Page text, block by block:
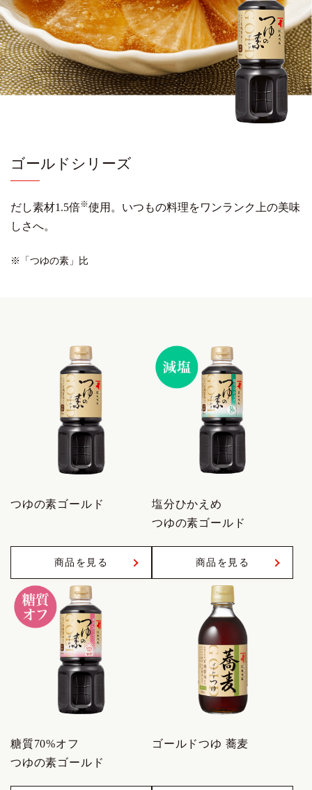
ゴールドシリーズ
だし素材1.5倍※使用。 いつもの料理をワンランク上の美味
しさへ。
※「つゆの素」比
つゆの素ゴールド
商品を見る
塩分ひかえめ
つゆの素ゴールド
商品を見る
糖質70%オフ
つゆの素ゴールド
ゴールドつゆ 蕎麦